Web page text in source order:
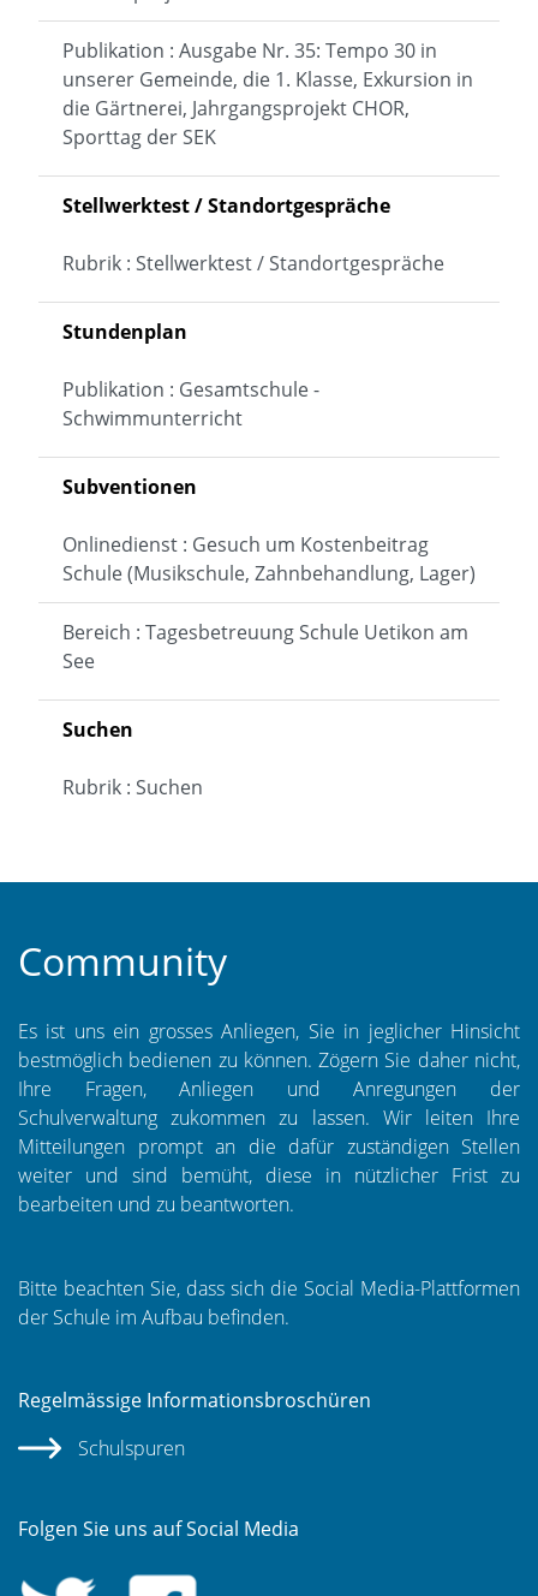
Publikation : Ausgabe Nr. 35: Tempo 30 in
unserer Gemeinde, die 1. Klasse, Exkursion in
die Gärtnerei, Jahrgangsprojekt CHOR,
Sporttag der SEK
Stellwerktest / Standortgespräche
Rubrik : Stellwerktest / Standortgespräche
Stundenplan
Publikation : Gesamtschule -
Schwimmunterricht
Subventionen
Onlinedienst : Gesuch um Kostenbeitrag
Schule (Musikschule, Zahnbehandlung, Lager)
Bereich : Tagesbetreuung Schule Uetikon am
See
Suchen
Rubrik : Suchen
Community
Es ist uns ein grosses Anliegen, Sie in jeglicher Hinsicht
bestmöglich bedienen zu können. Zögern Sie daher nicht,
Ihre Fragen, Anliegen und Anregungen der
Schulverwaltung zukommen zu lassen. Wir leiten Ihre
Mitteilungen prompt an die dafür zuständigen Stellen
weiter und sind bemüht, diese in nützlicher Frist zu
bearbeiten und zu beantworten.
Bitte beachten Sie, dass sich die Social Media-Plattformen
der Schule im Aufbau befinden.
Regelmässige Informationsbroschüren
Schulspuren
Folgen Sie uns auf Social Media